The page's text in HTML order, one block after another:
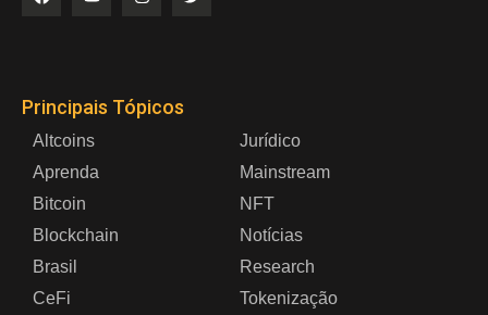
Principais Tópicos
Altcoins
Aprenda
Bitcoin
Blockchain
Brasil
CeFi
Jurídico
Mainstream
NFT
Notícias
Research
Tokenização